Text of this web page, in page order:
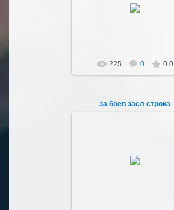
225 0 0.0
за боев засл строка